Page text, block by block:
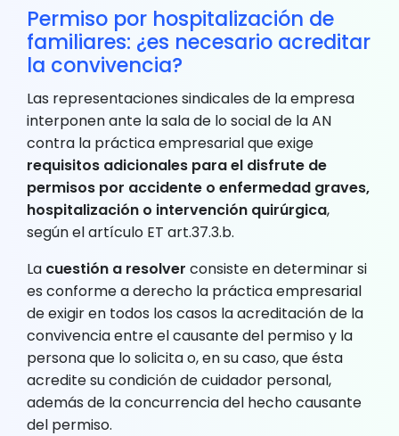
Permiso por hospitalización de
familiares: ¿es necesario acreditar
la convivencia?
Las representaciones sindicales de la empresa
interponen ante la sala de lo social de la AN
contra la práctica empresarial que exige
requisitos adicionales para el disfrute de
permisos por accidente o enfermedad graves,
hospitalización o intervención quirúrgica,
según el artículo ET art.37.3.b.
La cuestión a resolver consiste en determinar si
es conforme a derecho la práctica empresarial
de exigir en todos los casos la acreditación de la
convivencia entre el causante del permiso y la
persona que lo solicita o, en su caso, que ésta
acredite su condición de cuidador personal,
además de la concurrencia del hecho causante
del permiso.